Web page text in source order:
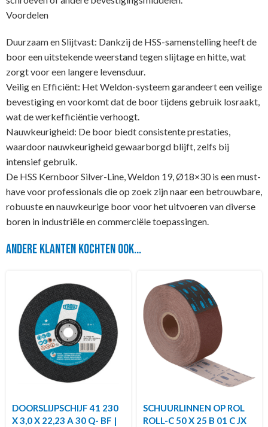
Voordelen
Duurzaam en Slijtvast: Dankzij de HSS-samenstelling heeft de
boor een uitstekende weerstand tegen slijtage en hitte, wat
zorgt voor een langere levensduur.
Veilig en Efficiënt: Het Weldon-systeem garandeert een veilige
bevestiging en voorkomt dat de boor tijdens gebruik losraakt,
wat de werkefficiëntie verhoogt.
Nauwkeurigheid: De boor biedt consistente prestaties,
waardoor nauwkeurigheid gewaarborgd blijft, zelfs bij
intensief gebruik.
De HSS Kernboor Silver-Line, Weldon 19, Ø18×30 is een must-
have voor professionals die op zoek zijn naar een betrouwbare,
robuuste en nauwkeurige boor voor het uitvoeren van diverse
boren in industriële en commerciële toepassingen.
Andere klanten kochten ook...
DOORSLIJPSCHIJF 41 230
X 3,0 X 22,23 A 30 Q- BF |
SCHUURLINNEN OP ROL
ROLL-C 50 X 25 B 01 C JX